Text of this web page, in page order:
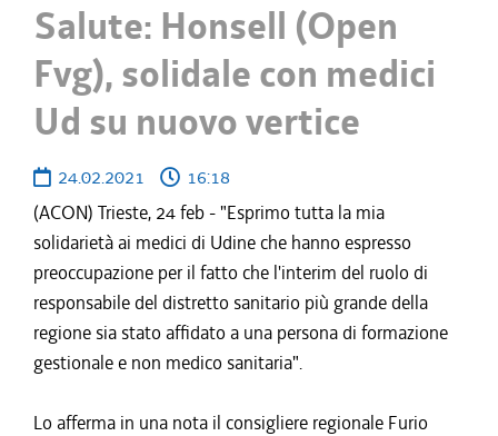
Salute: Honsell (Open
Fvg), solidale con medici
Ud su nuovo vertice
24.02.2021
16:18
(ACON) Trieste, 24 feb - "Esprimo tutta la mia
solidarietà ai medici di Udine che hanno espresso
preoccupazione per il fatto che l'interim del ruolo di
responsabile del distretto sanitario più grande della
regione sia stato affidato a una persona di formazione
gestionale e non medico sanitaria".
Lo afferma in una nota il consigliere regionale Furio